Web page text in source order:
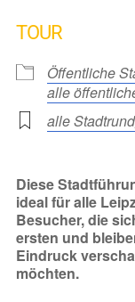
TOUR
Öffentliche
alle
alle
Diese
ideal für alle
Besucher, die
ersten und
Eindruck
möchten.